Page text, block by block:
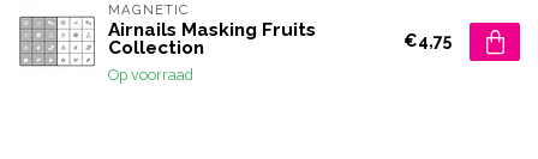
MAGNETIC
Airnails Masking Fruits
Collection
Op voorraad
€4,75